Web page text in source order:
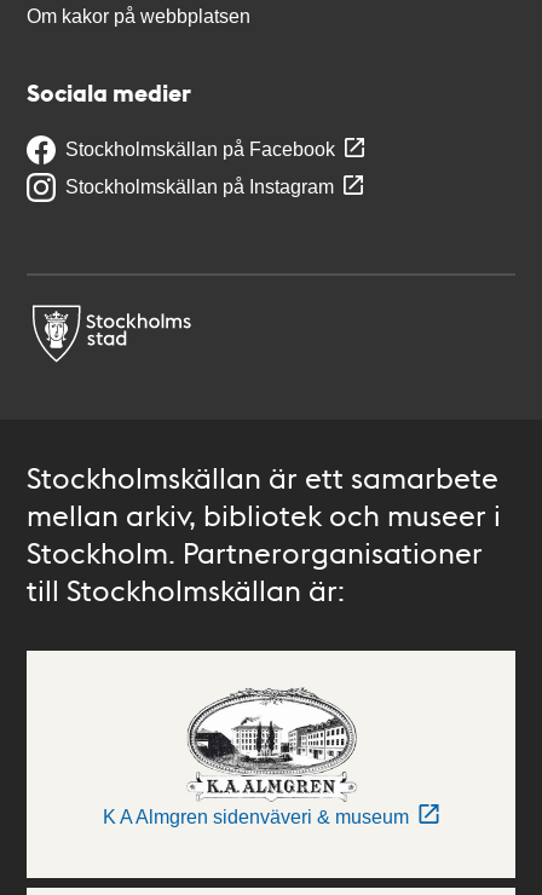
Om kakor på webbplatsen
Sociala medier
Stockholmskällan på Facebook
Stockholmskällan på Instagram
Stockholmskällan är ett samarbete
mellan arkiv, bibliotek och museer i
Stockholm. Partnerorganisationer
till Stockholmskällan är:
K A Almgren sidenväveri & museum